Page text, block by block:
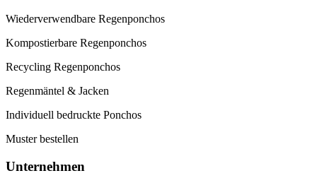
Wiederverwendbare Regenponchos
Kompostierbare Regenponchos
Recycling Regenponchos
Regenmäntel & Jacken
Individuell bedruckte Ponchos
Muster bestellen
Unternehmen